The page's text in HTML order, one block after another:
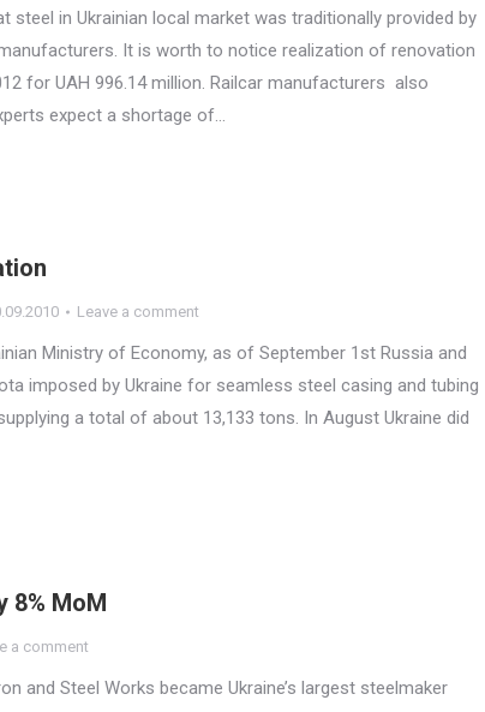
in Ukrainian local market was traditionally provided by
It is worth to notice realization of renovation
for UAH 996.14 million. Railcar manufacturers also
expect a shortage of…
Leave a comment
Ministry of Economy, as of September 1st Russia and
imposed by Ukraine for seamless steel casing and tubing
a total of about 13,133 tons. In August Ukraine did
8% MoM
a comment
and Steel Works became Ukraine’s largest steelmaker